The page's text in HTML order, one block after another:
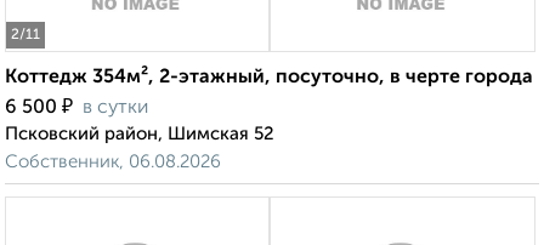
2/11
Коттедж 354м², 2-этажный, посуточно, в черте города
6 500 ₽ в сутки
Псковский район, Шимская 52
Собственник, 06.08.2026